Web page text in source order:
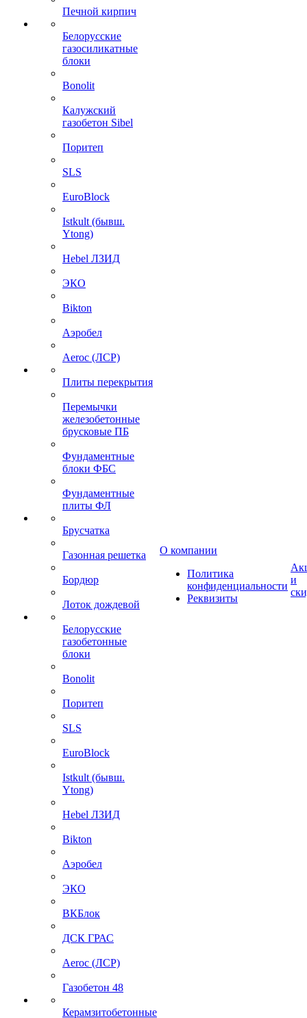
Печной кирпич
Белорусские
газосиликатные
блоки
Bonolit
Калужский
газобетон Sibel
Поритеп
SLS
EuroBlock
Istkult (бывш.
Ytong)
Hebel ЛЗИД
ЭКО
Bikton
Аэробел
Aeroc (ЛСР)
Плиты перекрытия
Перемычки
железобетонные
брусковые ПБ
Фундаментные
блоки ФБС
Фундаментные
плиты ФЛ
Брусчатка
Газонная решетка
Бордюр
Лоток дождевой
Белорусские
газобетонные
блоки
Bonolit
Поритеп
SLS
EuroBlock
Istkult (бывш.
Ytong)
Hebel ЛЗИД
Bikton
Аэробел
ЭКО
ВКБлок
ДСК ГРАС
Aeroc (ЛСР)
Газобетон 48
Керамзитобетонные
О компании
Политика
конфиденциальности
Реквизиты
и